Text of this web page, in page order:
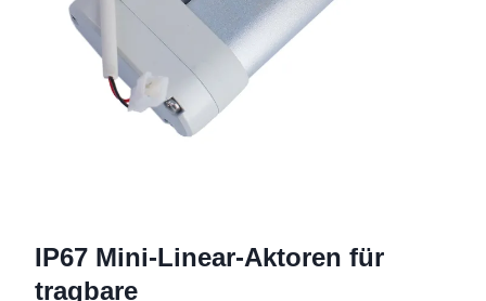
IP67 Mini-Linear-Aktoren für
tragbare